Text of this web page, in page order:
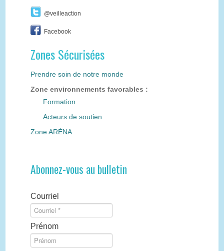
@veilleaction
Facebook
Zones Sécurisées
Prendre soin de notre monde
Zone environnements favorables :
Formation
Acteurs de soutien
Zone ARÉNA
Abonnez-vous au bulletin
Courriel
Prénom